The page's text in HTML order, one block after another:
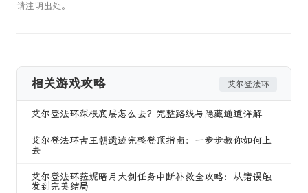
请注明出处。
相关游戏攻略 艾尔登法环
艾尔登法环深根底层怎么去？完整路线与隐藏通道详解
艾尔登法环古王朝遗迹完整登顶指南：一步步教你如何上
去
艾尔登法环菈妮暗月大剑任务中断补救全攻略：从错误触
发到完美结局